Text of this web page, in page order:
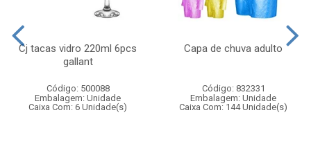
Cj tacas vidro 220ml 6pcs
gallant
Código: 500088
Embalagem: Unidade
Caixa Com: 6 Unidade(s)
Capa de chuva adulto
Código: 832331
Embalagem: Unidade
Caixa Com: 144 Unidade(s)